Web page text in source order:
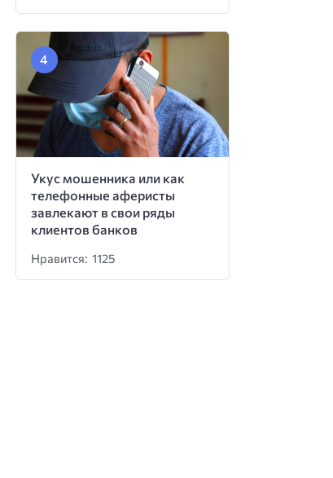
Укус мошенника или как
телефонные аферисты
завлекают в свои ряды
клиентов банков
Нравится: 1125